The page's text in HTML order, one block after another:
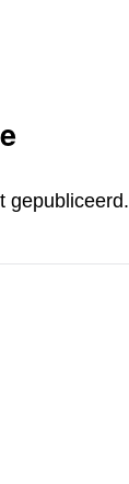
gepubliceerd.